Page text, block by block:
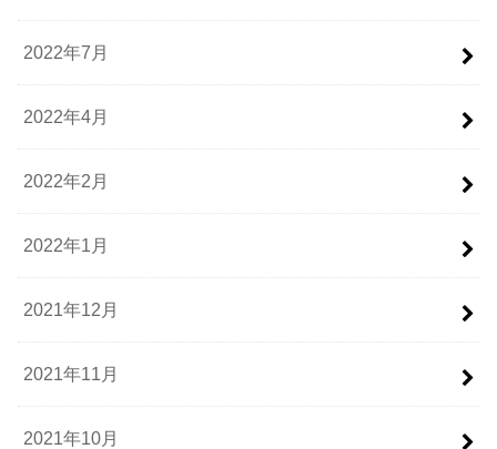
2022年7月
2022年4月
2022年2月
2022年1月
2021年12月
2021年11月
2021年10月